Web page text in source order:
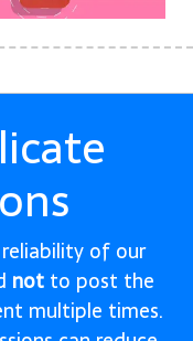
of our
not to post the
multiple times.